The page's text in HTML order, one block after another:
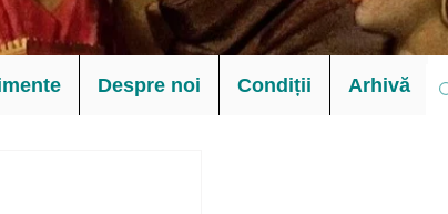
Despre noi Condiții Arhivă